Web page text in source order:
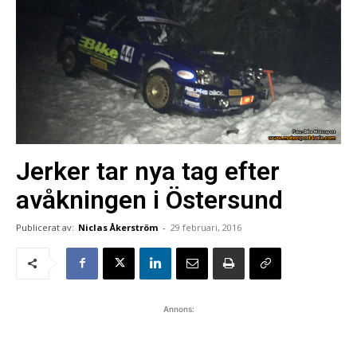
Jerker tar nya tag efter
avåkningen i Östersund
Publicerat av: Niclas Åkerström - 29 februari, 2016
Annons: